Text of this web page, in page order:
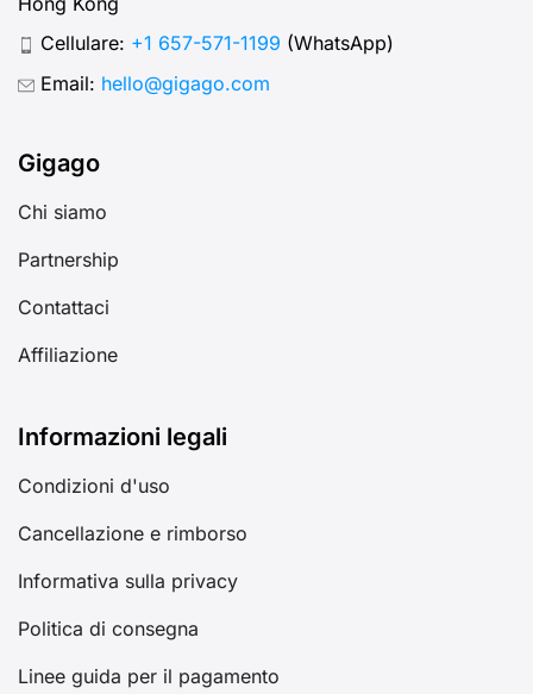
Cellulare: +1 657-571-1199 (WhatsApp)
Email: hello@gigago.com
Gigago
Chi siamo
Partnership
Contattaci
Affiliazione
Informazioni legali
Condizioni d'uso
Cancellazione e rimborso
Informativa sulla privacy
Politica di consegna
Linee guida per il pagamento